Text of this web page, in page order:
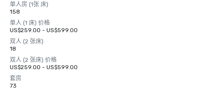
单人房 (1张 床)
158
单人 (1 床) 价格
US$259.00 - US$599.00
双人 (2 张床)
18
双人 (2 张床) 价格
US$259.00 - US$599.00
套房
73